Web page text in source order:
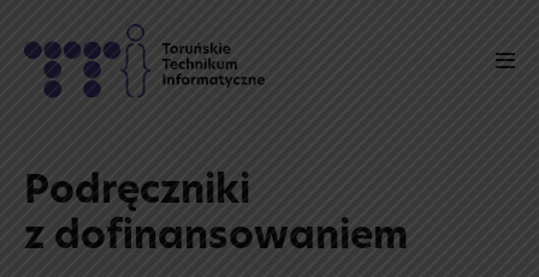
content
Podręczniki
z dofinansowaniem